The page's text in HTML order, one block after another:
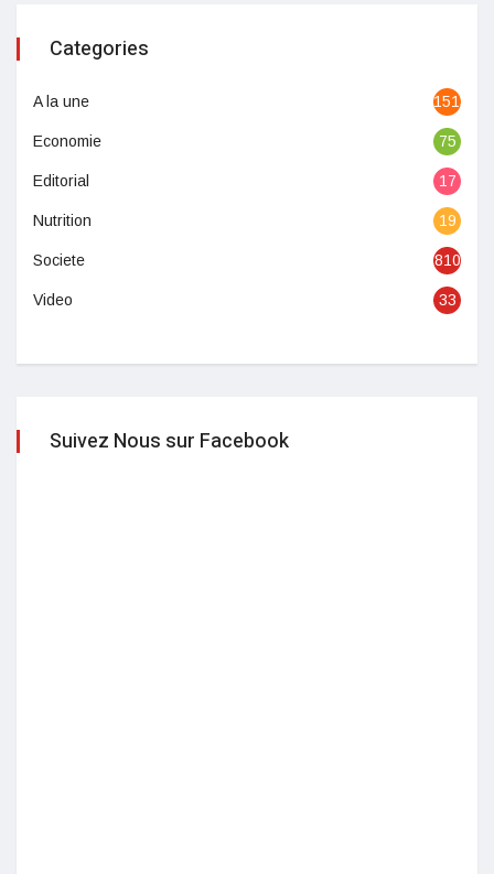
Categories
A la une 1513
Economie 75
Editorial 17
Nutrition 19
Societe 810
Video 33
Suivez Nous sur Facebook